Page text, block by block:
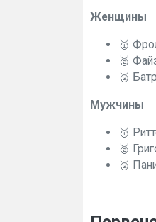
Женщины
🥇
🥈
🥉
Мужчины
🥇
🥈
🥉